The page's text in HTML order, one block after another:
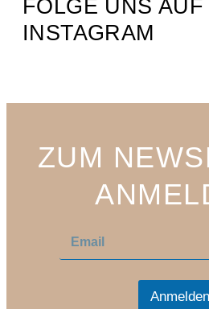
FOLGE UNS AUF
INSTAGRAM
ZUM
a
Anmelden